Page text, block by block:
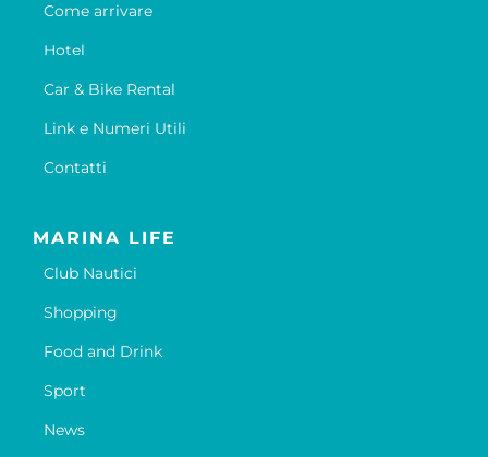
Come arrivare
Hotel
Car & Bike Rental
Link e Numeri Utili
Contatti
MARINA LIFE
Club Nautici
Shopping
Food and Drink
Sport
News